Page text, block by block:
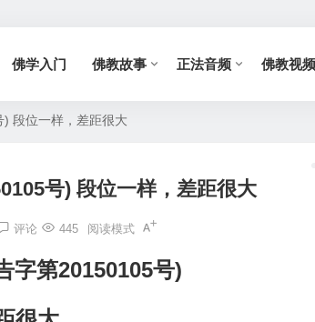
佛学入门 佛教故事 正法音频 佛教视频
段位一样，差距很大
号) 段位一样，差距很大
评论 445 阅读模式
字第20150105号)